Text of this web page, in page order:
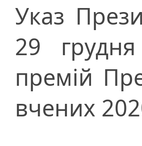
Указ
29
премій
вчених